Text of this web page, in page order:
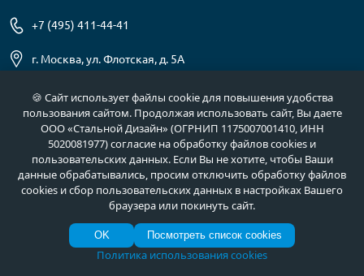
+7 (495) 411-44-41
г. Москва, ул. Флотская, д. 5А
info@meta-m.ru
Найти:
О нас
Услуги
Как купить
Документы
🍪 Сайт использует файлы cookie для повышения удобства
пользования сайтом. Продолжая использовать сайт, Вы даете
ООО «Стальной Дизайн» (ОГРНИП 1175007001410, ИНН
5020081977) согласие на обработку файлов cookies и
пользовательских данных. Если Вы не хотите, чтобы Ваши
данные обрабатывались, просим отключить обработку файлов
cookies и сбор пользовательских данных в настройках Вашего
браузера или покинуть сайт.
OK Посмотреть список cookies
Политика использования cookies